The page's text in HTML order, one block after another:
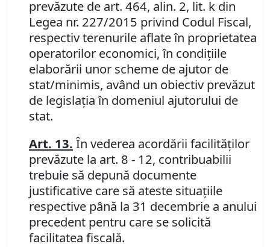
prevăzute de art. 464, alin. 2, lit. k din
Legea nr. 227/2015 privind Codul Fiscal,
respectiv terenurile aflate în proprietatea
operatorilor economici, în condiţiile
elaborării unor scheme de ajutor de
stat/minimis, având un obiectiv prevăzut
de legislaţia în domeniul ajutorului de
stat.
Art. 13. În vederea acordării facilităţilor
prevăzute la art. 8 - 12, contribuabilii
trebuie să depună documente
justificative care să ateste situaţiile
respective până la 31 decembrie a anului
precedent pentru care se solicită
facilitatea fiscală.